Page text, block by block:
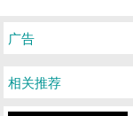
广告
相关推荐